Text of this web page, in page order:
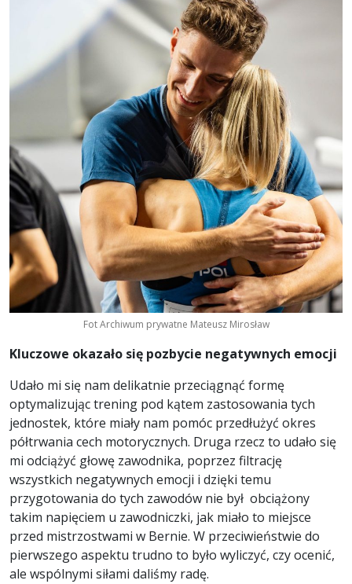
Fot Archiwum prywatne Mateusz Mirosław
Kluczowe okazało się pozbycie negatywnych emocji
Udało mi się nam delikatnie przeciągnąć formę
optymalizując trening pod kątem zastosowania tych
jednostek, które miały nam pomóc przedłużyć okres
półtrwania cech motorycznych. Druga rzecz to udało się
mi odciążyć głowę zawodnika, poprzez filtrację
wszystkich negatywnych emocji i dzięki temu
przygotowania do tych zawodów nie był obciążony
takim napięciem u zawodniczki, jak miało to miejsce
przed mistrzostwami w Bernie. W przeciwieństwie do
pierwszego aspektu trudno to było wyliczyć, czy ocenić,
ale wspólnymi siłami daliśmy radę.